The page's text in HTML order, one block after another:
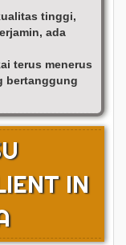
tinggi,
ada
terus menerus
bertanggung
IN